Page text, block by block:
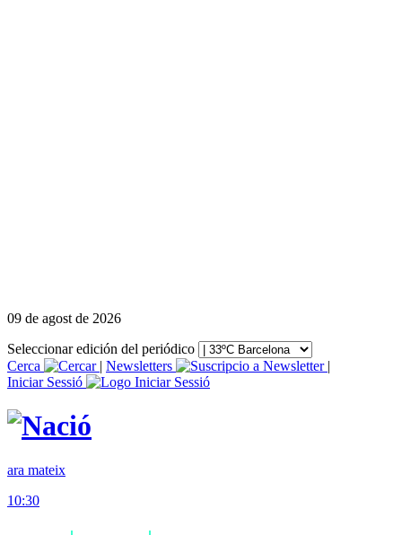
09 de agost de 2026
Seleccionar edición del periódico
Cerca
| Newsletters
|
Iniciar Sessió
ara mateix
10:30